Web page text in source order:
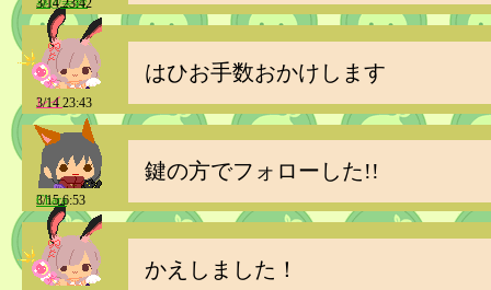
3/14 23:42
はひお手数おかけします
レイ
3/14 23:43
鍵の方でフォローした!!
Chara
3/15 6:53
かえしました！